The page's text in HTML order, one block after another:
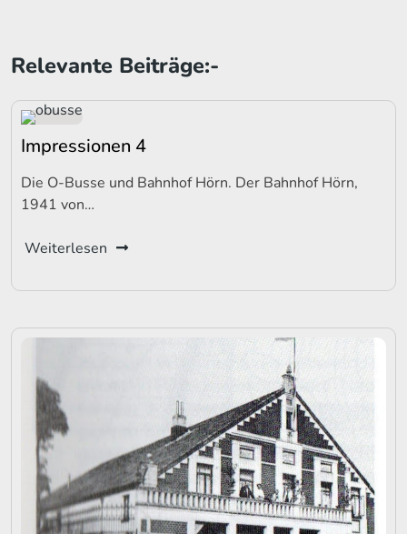
Relevante Beiträge:-
Impressionen 4
Die O-Busse und Bahnhof Hörn. Der Bahnhof Hörn,
1941 von…
Weiterlesen